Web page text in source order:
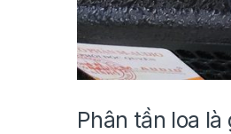
Phân tần loa